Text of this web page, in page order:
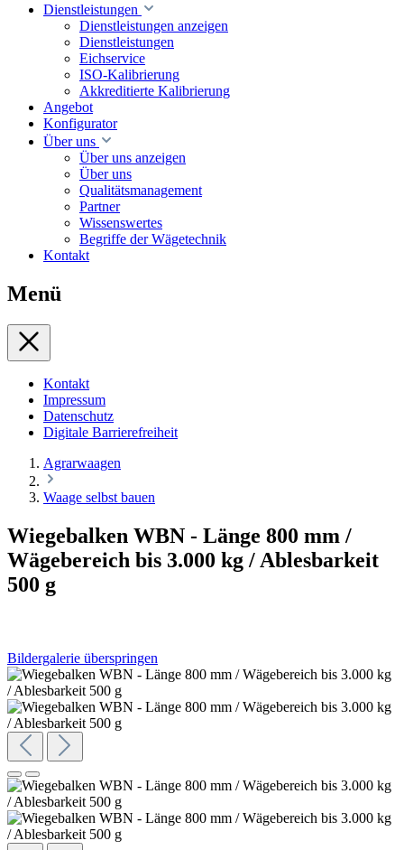
Dienstleistungen
Dienstleistungen anzeigen
Dienstleistungen
Eichservice
ISO-Kalibrierung
Akkreditierte Kalibrierung
Angebot
Konfigurator
Über uns
Über uns anzeigen
Über uns
Qualitätsmanagement
Partner
Wissenswertes
Begriffe der Wägetechnik
Kontakt
Menü
Kontakt
Impressum
Datenschutz
Digitale Barrierefreiheit
Agrarwaagen
Waage selbst bauen
Wiegebalken WBN - Länge 800 mm /
Wägebereich bis 3.000 kg / Ablesbarkeit
500 g
Bildergalerie überspringen